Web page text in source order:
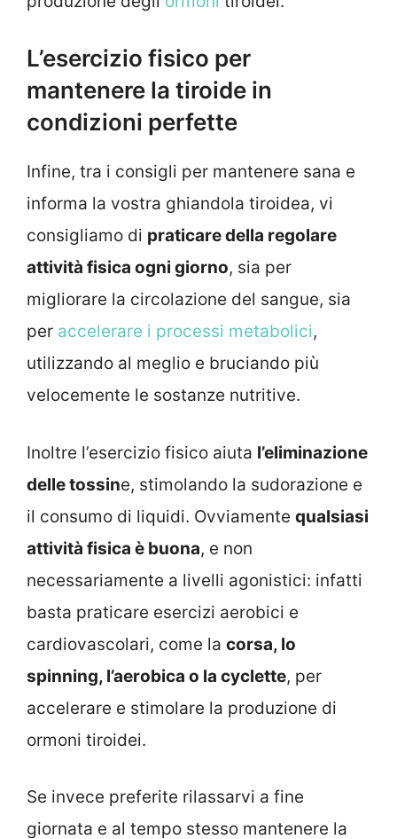
L’esercizio fisico per
mantenere la tiroide in
condizioni perfette
Infine, tra i consigli per mantenere sana e
informa la vostra ghiandola tiroidea, vi
consigliamo di praticare della regolare
attività fisica ogni giorno, sia per
migliorare la circolazione del sangue, sia
per accelerare i processi metabolici,
utilizzando al meglio e bruciando più
velocemente le sostanze nutritive.
Inoltre l’esercizio fisico aiuta l’eliminazione
delle tossine, stimolando la sudorazione e
il consumo di liquidi. Ovviamente qualsiasi
attività fisica è buona, e non
necessariamente a livelli agonistici: infatti
basta praticare esercizi aerobici e
cardiovascolari, come la corsa, lo
spinning, l’aerobica o la cyclette, per
accelerare e stimolare la produzione di
ormoni tiroidei.
Se invece preferite rilassarvi a fine
giornata e al tempo stesso mantenere la